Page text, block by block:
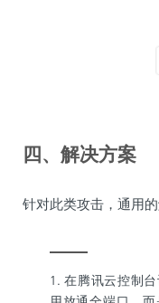
四、解决方案
针对此类攻击，通用
1. 在腾讯云控制